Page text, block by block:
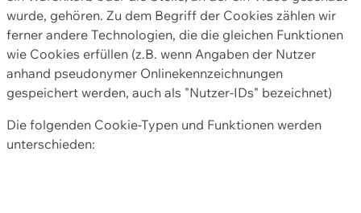
wurde, gehören. Zu dem Begriff der Cookies zählen wir
ferner andere Technologien, die die gleichen Funktionen
wie Cookies erfüllen (z.B. wenn Angaben der Nutzer
anhand pseudonymer Onlinekennzeichnungen
gespeichert werden, auch als "Nutzer-IDs" bezeichnet)
Die folgenden Cookie-Typen und Funktionen werden
unterschieden: